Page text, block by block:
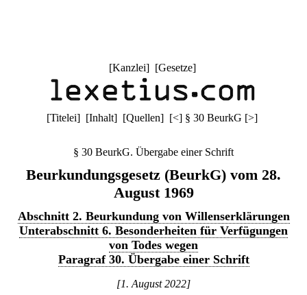
[Kanzlei] [Gesetze]
[Titelei] [Inhalt] [Quellen] [<] § 30 BeurkG [>]
§ 30 BeurkG. Übergabe einer Schrift
Beurkundungsgesetz (BeurkG) vom 28.
August 1969
Abschnitt 2. Beurkundung von Willenserklärungen
Unterabschnitt 6. Besonderheiten für Verfügungen
von Todes wegen
Paragraf 30. Übergabe einer Schrift
[1. August 2022]